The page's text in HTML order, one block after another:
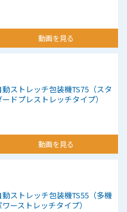
動画を見る
動ストレッチ包装機TS75（スタ
ードプレストレッチタイプ）
動画を見る
動ストレッチ包装機TS55（多機
ーストレッチタイプ）